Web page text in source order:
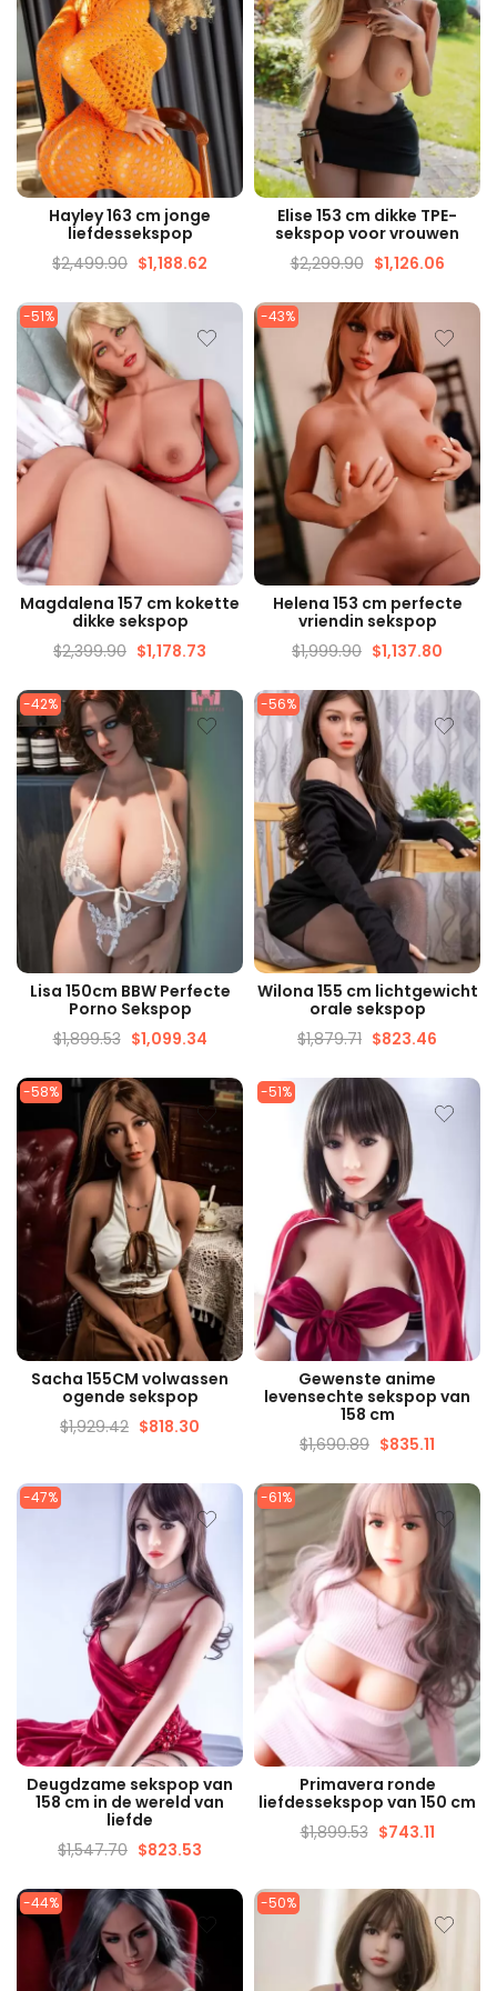
SNELLE WEERGAVE
Hayley 163 cm jonge
liefdessekspop
$2,499.90 $1,188.62
SNELLE WEERGAVE
Elise 153 cm dikke TPE-
sekspop voor vrouwen
$2,299.90 $1,126.06
-51%
SNELLE WEERGAVE
Magdalena 157 cm kokette
dikke sekspop
$2,399.90 $1,178.73
-43%
SNELLE WEERGAVE
Helena 153 cm perfecte
vriendin sekspop
$1,999.90 $1,137.80
-42%
SNELLE WEERGAVE
Lisa 150cm BBW Perfecte
Porno Sekspop
$1,899.53 $1,099.34
-56%
SNELLE WEERGAVE
Wilona 155 cm lichtgewicht
orale sekspop
$1,879.71 $823.46
-58%
SNELLE WEERGAVE
Sacha 155CM volwassen
ogende sekspop
$1,929.42 $818.30
-51%
SNELLE WEERGAVE
Gewenste anime
levensechte sekspop van
158 cm
$1,690.89 $835.11
-47%
SNELLE WEERGAVE
Deugdzame sekspop van
158 cm in de wereld van
liefde
$1,547.70 $823.53
-61%
SNELLE WEERGAVE
Primavera ronde
liefdessekspop van 150 cm
$1,899.53 $743.11
-44% -50%